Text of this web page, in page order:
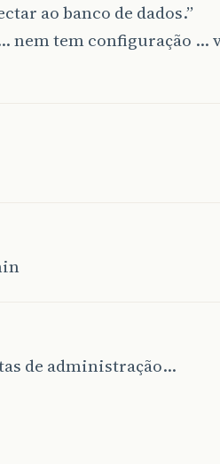
ao banco de dados.”
nem tem configuração …
de administração…